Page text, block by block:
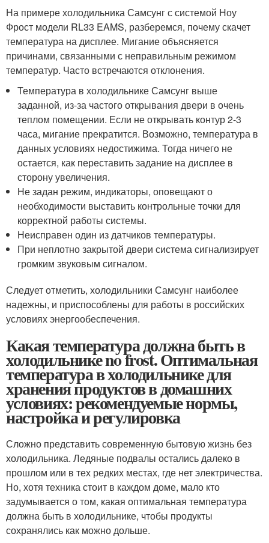
На примере холодильника Самсунг с системой Ноу
Фрост модели RL33 EAMS, разберемся, почему скачет
температура на дисплее. Мигание объясняется
причинами, связанными с неправильным режимом
температур. Часто встречаются отклонения.
Температура в холодильнике Самсунг выше
заданной, из-за частого открывания двери в очень
теплом помещении. Если не открывать контур 2-3
часа, мигание прекратится. Возможно, температура в
данных условиях недостижима. Тогда ничего не
остается, как переставить задание на дисплее в
сторону увеличения.
Не задан режим, индикаторы, оповещают о
необходимости выставить контрольные точки для
корректной работы системы.
Неисправен один из датчиков температуры.
При неплотно закрытой двери система сигнализирует
громким звуковым сигналом.
Следует отметить, холодильники Самсунг наиболее
надежны, и приспособлены для работы в российских
условиях энергообеспечения.
Какая температура должна быть в
холодильнике no frost. Оптимальная
температура в холодильнике для
хранения продуктов в домашних
условиях: рекомендуемые нормы,
настройка и регулировка
Сложно представить современную бытовую жизнь без
холодильника. Ледяные подвалы остались далеко в
прошлом или в тех редких местах, где нет электричества.
Но, хотя техника стоит в каждом доме, мало кто
задумывается о том, какая оптимальная температура
должна быть в холодильнике, чтобы продукты
сохранялись как можно дольше.